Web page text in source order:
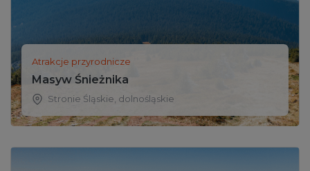
Atrakcje przyrodnicze
Masyw Śnieżnika
Stronie Śląskie dolnośląskie